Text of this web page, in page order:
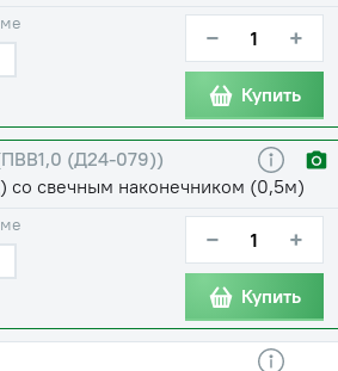
− +
Купить
(Д24-079))
свечным наконечником (0,5м)
− +
Купить